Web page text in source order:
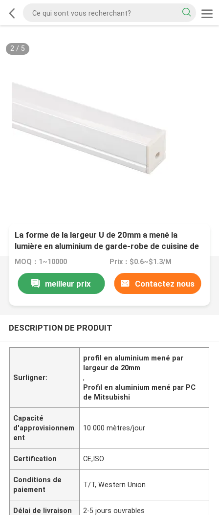
2/ 5
La forme de la largeur U de 20mm a mené la
lumière en aluminium de garde-robe de cuisine de
couverture de PC de profil
MOQ：1~10000 Prix：$0.6~$1.3/M
meilleur prix Contactez nous
DESCRIPTION DE PRODUIT
Surligner:
profil en aluminium mené par
largeur de 20mm
,
Profil en aluminium mené par PC
de Mitsubishi
Capacité
d'approvisionnem
ent
10 000 mètres/jour
Certification CE,ISO
Conditions de
paiement
T/T, Western Union
Délai de livraison 2-5 jours ouvrables